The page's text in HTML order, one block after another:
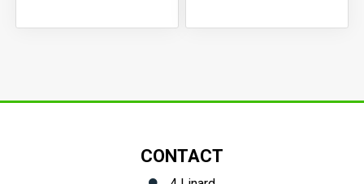
€50,00
a
Les
CONTACT